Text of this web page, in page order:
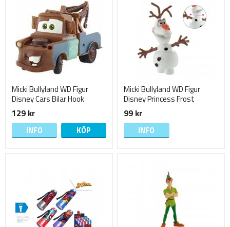
Micki Bullyland WD Figur
Disney Cars Bilar Hook
Mater Bärgarn
129 kr
INFO KÖP
Micki Bullyland WD Figur
Disney Princess Frost
Frozen OLOF OLAF
99 kr
INFO